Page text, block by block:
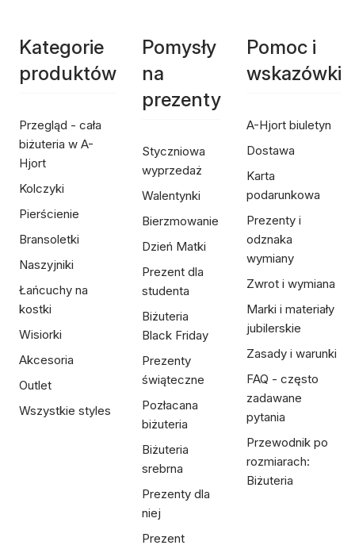
Kategorie
produktów
Przegląd - cała
biżuteria w A-
Hjort
Kolczyki
Pierścienie
Bransoletki
Naszyjniki
Łańcuchy na
kostki
Wisiorki
Akcesoria
Outlet
Wszystkie styles
Pomysły
na
prezenty
Styczniowa
wyprzedaż
Walentynki
Bierzmowanie
Dzień Matki
Prezent dla
studenta
Biżuteria
Black Friday
Prezenty
świąteczne
Pozłacana
biżuteria
Biżuteria
srebrna
Prezenty dla
niej
Prezent
Pomoc i
wskazówki
A-Hjort biuletyn
Dostawa
Karta
podarunkowa
Prezenty i
odznaka
wymiany
Zwrot i wymiana
Marki i materiały
jubilerskie
Zasady i warunki
FAQ - często
zadawane
pytania
Przewodnik po
rozmiarach:
Biżuteria